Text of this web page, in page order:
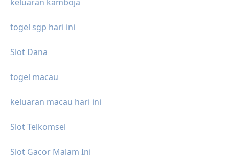
togel sgp hari ini
Slot Dana
togel macau
keluaran macau hari ini
Slot Telkomsel
Slot Gacor Malam Ini